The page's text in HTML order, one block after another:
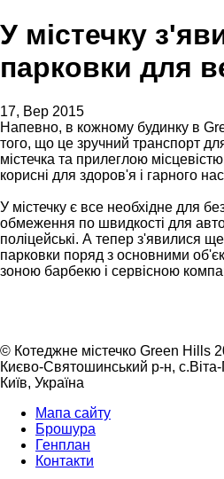
У містечку
парковки для
17, Вер 2015
Напевно, в кожному будинку в
того, що це зручний транспорт
містечка та прилеглою
корисні для здоров'я і гарного
У містечку є все необхідне для
обмеження по швидкості для
поліцейські. А тепер з'явилися
парковки поряд з основними
зоною барбекю і сервісною
© Котеджне містечко Green Hills
Києво-Святошинський р-н,
Київ, Україна
Мапа сайту
Брошура
Генплан
Контакти